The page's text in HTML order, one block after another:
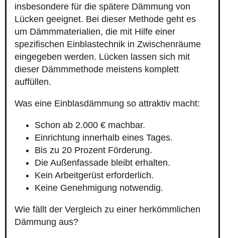
insbesondere für die spätere Dämmung von
Lücken geeignet. Bei dieser Methode geht es
um Dämmmaterialien, die mit Hilfe einer
spezifischen Einblastechnik in Zwischenräume
eingegeben werden. Lücken lassen sich mit
dieser Dämmmethode meistens komplett
auffüllen.
Was eine Einblasdämmung so attraktiv macht:
Schon ab 2.000 € machbar.
Einrichtung innerhalb eines Tages.
Bis zu 20 Prozent Förderung.
Die Außenfassade bleibt erhalten.
Kein Arbeitgerüst erforderlich.
Keine Genehmigung notwendig.
Wie fällt der Vergleich zu einer herkömmlichen
Dämmung aus?